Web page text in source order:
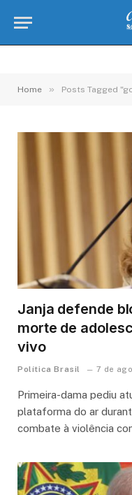
Home » Posts Tagged
Janja defende
morte de
vivo
Política Brasil 7 de
Primeira-dama pediu
plataforma do ar
combate à violência